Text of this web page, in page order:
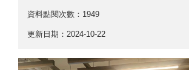
資料點閱次數：1949
更新日期：2024-10-22